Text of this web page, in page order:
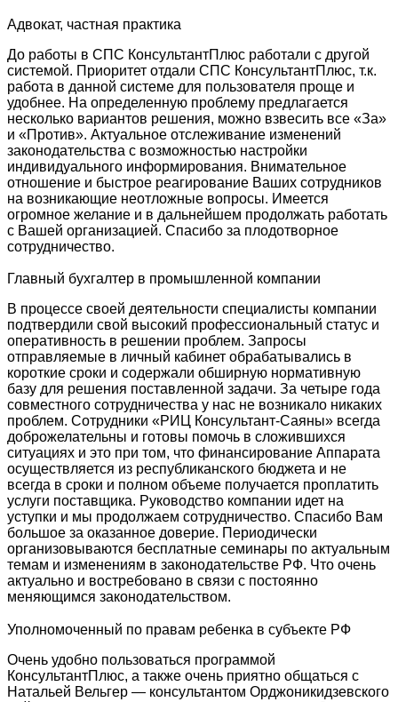
Адвокат, частная практика
До работы в СПС КонсультантПлюс работали с другой
системой. Приоритет отдали СПС КонсультантПлюс, т.к.
работа в данной системе для пользователя проще и
удобнее. На определенную проблему предлагается
несколько вариантов решения, можно взвесить все «За»
и «Против». Актуальное отслеживание изменений
законодательства с возможностью настройки
индивидуального информирования. Внимательное
отношение и быстрое реагирование Ваших сотрудников
на возникающие неотложные вопросы. Имеется
огромное желание и в дальнейшем продолжать работать
с Вашей организацией. Спасибо за плодотворное
сотрудничество.
Главный бухгалтер в промышленной компании
В процессе своей деятельности специалисты компании
подтвердили свой высокий профессиональный статус и
оперативность в решении проблем. Запросы
отправляемые в личный кабинет обрабатывались в
короткие сроки и содержали обширную нормативную
базу для решения поставленной задачи. За четыре года
совместного сотрудничества у нас не возникало никаких
проблем. Сотрудники «РИЦ Консультант-Саяны» всегда
доброжелательны и готовы помочь в сложившихся
ситуациях и это при том, что финансирование Аппарата
осуществляется из республиканского бюджета и не
всегда в сроки и полном объеме получается проплатить
услуги поставщика. Руководство компании идет на
уступки и мы продолжаем сотрудничество. Спасибо Вам
большое за оказанное доверие. Периодически
организовываются бесплатные семинары по актуальным
темам и изменениям в законодательстве РФ. Что очень
актуально и востребовано в связи с постоянно
меняющимся законодательством.
Уполномоченный по правам ребенка в субъекте РФ
Очень удобно пользоваться программой
КонсультантПлюс, а также очень приятно общаться с
Натальей Вельгер — консультантом Орджоникидзевского